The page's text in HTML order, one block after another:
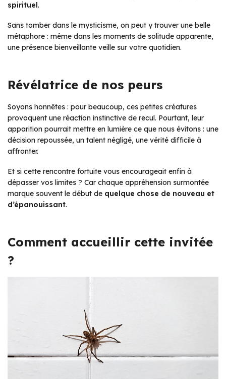
spirituel.
Sans tomber dans le mysticisme, on peut y trouver une belle
métaphore : même dans les moments de solitude apparente,
une présence bienveillante veille sur votre quotidien.
Révélatrice de nos peurs
Soyons honnêtes : pour beaucoup, ces petites créatures
provoquent une réaction instinctive de recul. Pourtant, leur
apparition pourrait mettre en lumière ce que nous évitons : une
décision repoussée, un talent négligé, une vérité difficile à
affronter.
Et si cette rencontre fortuite vous encourageait enfin à
dépasser vos limites ? Car chaque appréhension surmontée
marque souvent le début de quelque chose de nouveau et
d’épanouissant.
Comment accueillir cette invitée
?